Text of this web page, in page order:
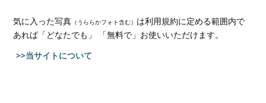
気に入った写真 （うららかフォト含む） は利用規約に定める範囲内で
あれば「どなたでも」 「無料で」お使いいただけます。
>>当サイトについて